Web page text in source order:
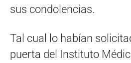
sus condolencias.
Tal cual lo habían
puerta del Instituto